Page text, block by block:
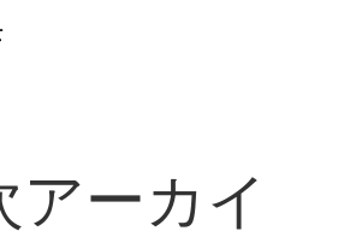
アーカイ